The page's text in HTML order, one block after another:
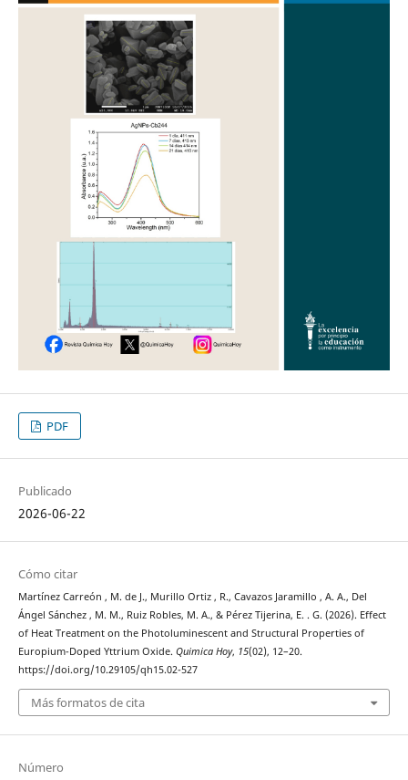
PDF
Publicado
2026-06-22
Cómo citar
Martínez Carreón , M. de J., Murillo Ortiz , R., Cavazos Jaramillo , A. A., Del
Ángel Sánchez , M. M., Ruiz Robles, M. A., & Pérez Tijerina, E. . G. (2026). Effect
of Heat Treatment on the Photoluminescent and Structural Properties of
Europium-Doped Yttrium Oxide. Quimica Hoy, 15(02), 12–20.
https://doi.org/10.29105/qh15.02-527
Más formatos de cita
Número